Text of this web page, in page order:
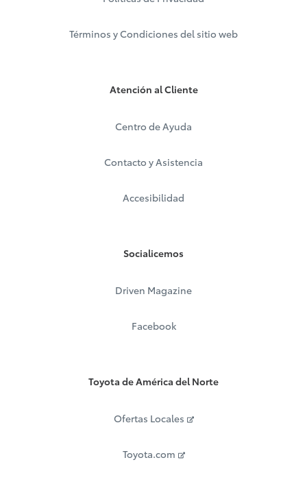
Términos y Condiciones del sitio web
Atención al Cliente
Centro de Ayuda
Contacto y Asistencia
Accesibilidad
Socialicemos
Driven Magazine
Facebook
Toyota de América del Norte
Ofertas Locales
Toyota.com